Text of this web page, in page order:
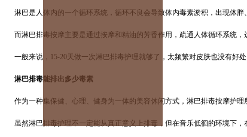
淋巴是人体内的一个循环系统，循环不良会导致体内毒素淤积，出现体胖
而淋巴排毒按摩主要是通过按摩和精油的芳香作用，疏通人体循环系统，
一般来说，15-20天做一次淋巴排毒护理就够了，太频繁对皮肤也没有好处
淋巴排毒能排出多少毒素
作为一种集保健、心理、健身为一体的美容休闲方式，淋巴排毒按摩护理
虽然淋巴排毒护理不一定能从真正意义上排毒，但在音乐低徊的环境下，